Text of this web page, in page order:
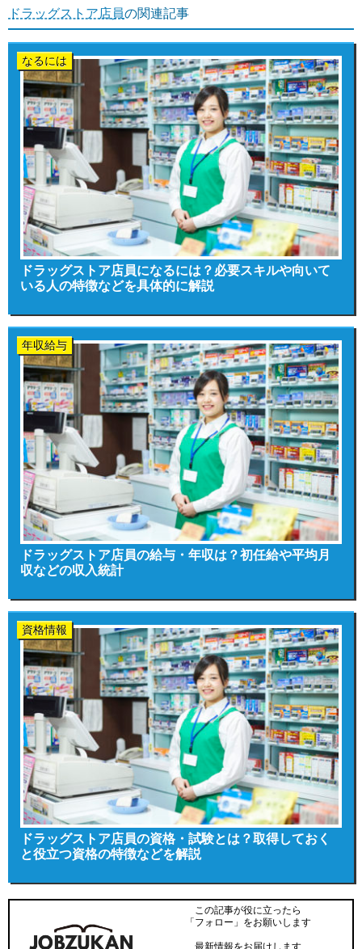
ドラッグストア店員の関連記事
なるには
ドラッグストア店員になるには？必要スキルや向いて
いる人の特徴などを具体的に解説
年収給与
ドラッグストア店員の給与・年収は？初任給や平均月
収などの収入統計
資格情報
ドラッグストア店員の資格・試験とは？取得しておく
と役立つ資格の特徴などを解説
この記事が役に立ったら
「フォロー」をお願いします
最新情報をお届けします